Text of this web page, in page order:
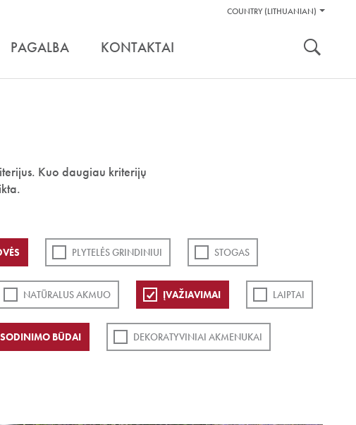
Pagalbos
COUNTRY (LITHUANIAN)
PAGALBA KONTAKTAI
Kuo daugiau kriterijų
PLYTELĖS GRINDINIUI STOGAS
NATŪRALUS AKMUO ĮVAŽIAVIMAI LAIPTAI
SODINIMO BŪDAI DEKORATYVINIAI AKMENUKAI